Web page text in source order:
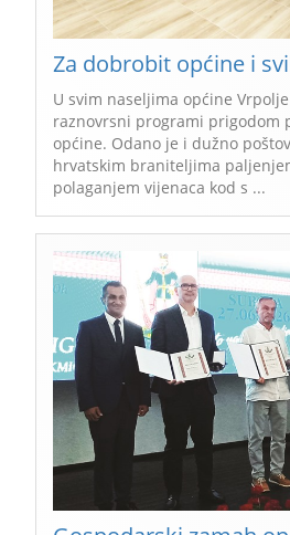
Za dobrobit općine i
U svim naseljima općine
raznovrsni programi prigodom
općine. Odano je i dužno
hrvatskim braniteljima
polaganjem vijenaca kod s ...